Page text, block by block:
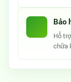
Bảo
Hỗ
chữa